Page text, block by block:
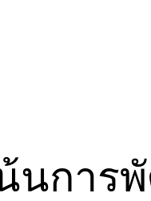
น้นกา